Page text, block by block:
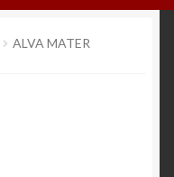
ALVA MATER